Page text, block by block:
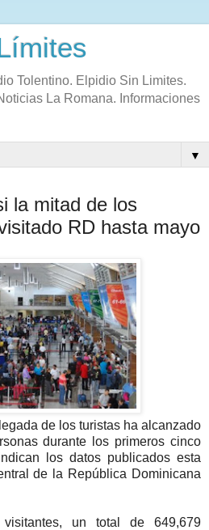
Tolentino. Elpidio Sin Limites.
La Romana. Informaciones
▼
la mitad de los
RD hasta mayo
de los turistas ha alcanzado
durante los primeros cinco
los datos publicados esta
de la República Dominicana
un total de 649,679